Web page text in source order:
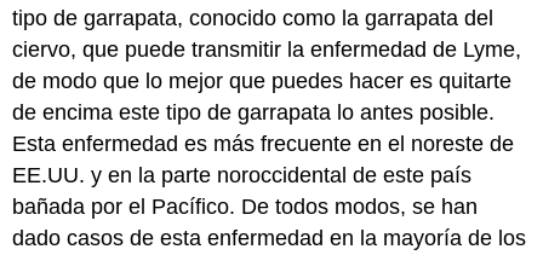
tipo de garrapata, conocido como la garrapata del
ciervo, que puede transmitir la enfermedad de Lyme,
de modo que lo mejor que puedes hacer es quitarte
de encima este tipo de garrapata lo antes posible.
Esta enfermedad es más frecuente en el noreste de
EE.UU. y en la parte noroccidental de este país
bañada por el Pacífico. De todos modos, se han
dado casos de esta enfermedad en la mayoría de los